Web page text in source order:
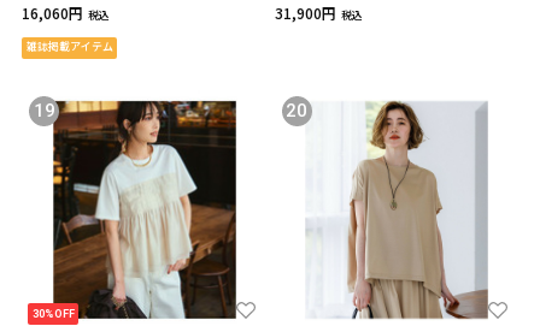
16,060円 税込
雑誌掲載アイテム
31,900円 税込
30%OFF
19 20